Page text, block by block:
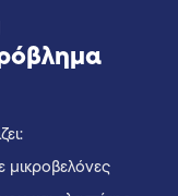
μικροβελόνες